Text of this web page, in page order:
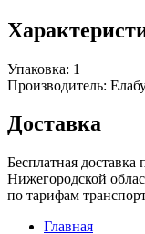
Упаковка: 1
Производитель:
Доставка
Бесплатная
Нижегородской
по тарифам
Главная